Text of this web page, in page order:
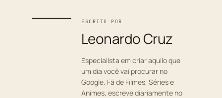
ESCRITO POR
Leonardo Cruz
Especialista em criar aquilo que
um dia você vai procurar no
Google. Fã de Filmes, Séries e
Animes, escreve diariamente no